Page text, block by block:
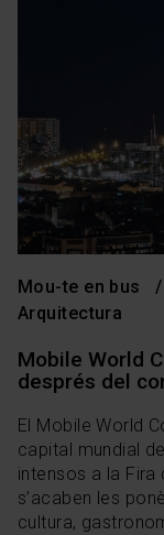
Mou-te en bus
Arquitectura
Mobile World
després del
El Mobile World
capital mundial
intensos a la Fira
s’acaben les
cultura,